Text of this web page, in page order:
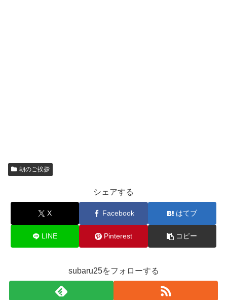
朝のご挨拶
シェアする
X Facebook はてブ
LINE Pinterest コピー
subaru25をフォローする